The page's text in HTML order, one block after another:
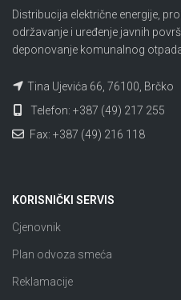
Distribucija električne energije,
održavanje i uređenje javnih
deponovanje komunalnog
Tina Ujevića 66, 76100, Brčko
Telefon: +387 (49) 217 255
Fax: +387 (49) 216 118
KORISNIČKI SERVIS
Cjenovnik
Plan odvoza smeća
Reklamacije